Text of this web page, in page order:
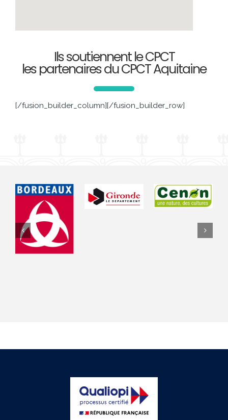
Ils soutiennent le CPCT
les partenaires du CPCT Aquitaine
[/fusion_builder_column][/fusion_builder_row]